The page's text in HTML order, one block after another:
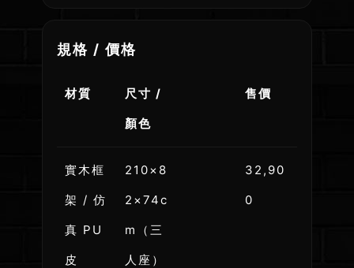
規格 / 價格
材質
尺寸 /
顏色
售價
實木框
架 / 仿
真 PU
皮
210×8
2×74c
m（三
人座）
32,90
0